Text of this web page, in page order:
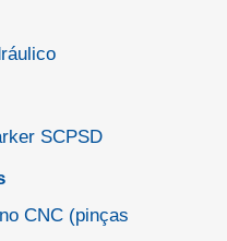
SCPSD
CNC (pinças